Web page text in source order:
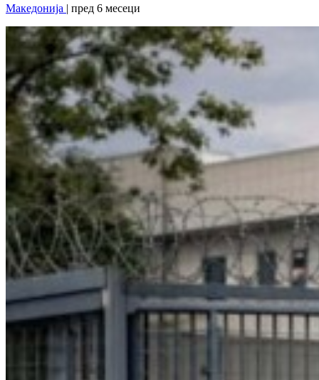
Македонија | пред 6 месеци